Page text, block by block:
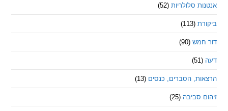
סלולריות (52)
(90)
הסברים, כנסים (13)
סביבה (25)